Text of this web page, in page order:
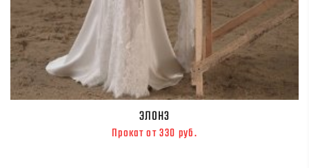
ЭЛОНЗ
Прокат от 330 руб.